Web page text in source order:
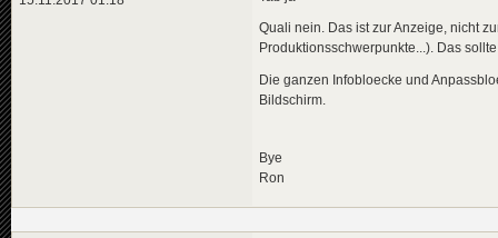
Quali nein. Das ist zur Anzeige, nicht
Produktionsschwerpunkte...). Das
Die ganzen Infobloecke und
Bildschirm.
Bye
Ron